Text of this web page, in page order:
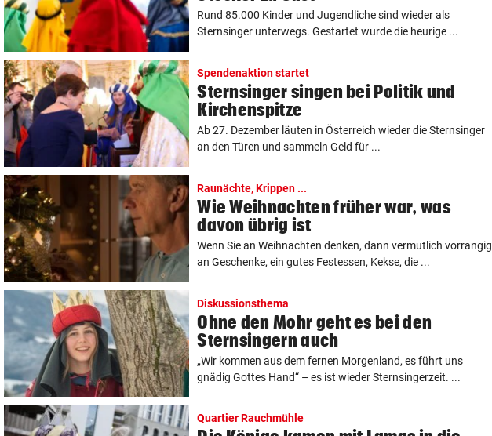
Rund 85.000 Kinder und Jugendliche sind wieder als
Sternsinger unterwegs. Gestartet wurde die heurige ...
Spendenaktion startet
Sternsinger singen bei Politik und
Kirchenspitze
Ab 27. Dezember läuten in Österreich wieder die Sternsinger
an den Türen und sammeln Geld für ...
Raunächte, Krippen ...
Wie Weihnachten früher war, was
davon übrig ist
Wenn Sie an Weihnachten denken, dann vermutlich vorrangig
an Geschenke, ein gutes Festessen, Kekse, die ...
Diskussionsthema
Ohne den Mohr geht es bei den
Sternsingern auch
„Wir kommen aus dem fernen Morgenland, es führt uns
gnädig Gottes Hand“ – es ist wieder Sternsingerzeit. ...
Quartier Rauchmühle